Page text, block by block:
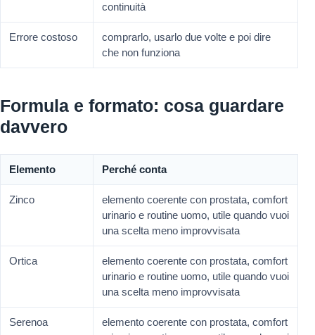
continuità
Errore costoso
comprarlo, usarlo due volte e poi dire
che non funziona
Formula e formato: cosa guardare
davvero
Elemento Perché conta
Zinco
elemento coerente con prostata, comfort
urinario e routine uomo, utile quando vuoi
una scelta meno improvvisata
Ortica
elemento coerente con prostata, comfort
urinario e routine uomo, utile quando vuoi
una scelta meno improvvisata
Serenoa
elemento coerente con prostata, comfort